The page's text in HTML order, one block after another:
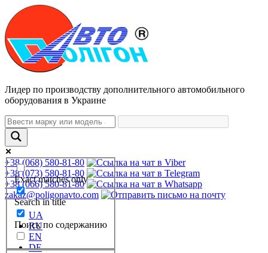
Лидер по производству дополнительного автомобильного
оборудования в Украине
Exact matches only
Search in title
Поиск по содержанию
+38 (068) 580-81-80
+38 (073) 580-81-80
+38 (066) 580-81-80
zakaz@poligonavto.com
UA
RU
EN
DE